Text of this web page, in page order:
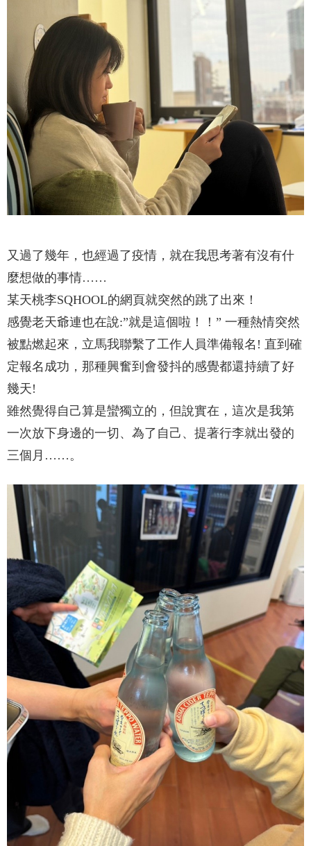
又過了幾年，也經過了疫情，就在我思考著有沒有什
麼想做的事情……
某天桃李SQHOOL的網頁就突然的跳了出來！
感覺老天爺連也在說:”就是這個啦！！” 一種熱情突然
被點燃起來，立馬我聯繫了工作人員準備報名! 直到確
定報名成功，那種興奮到會發抖的感覺都還持續了好
幾天!
雖然覺得自己算是蠻獨立的，但說實在，這次是我第
一次放下身邊的一切、為了自己、提著行李就出發的
三個月……。